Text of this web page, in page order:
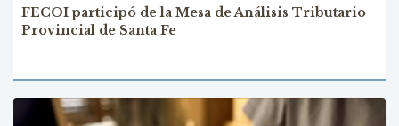
FECOI participó de la Mesa de Análisis Tributario
Provincial de Santa Fe